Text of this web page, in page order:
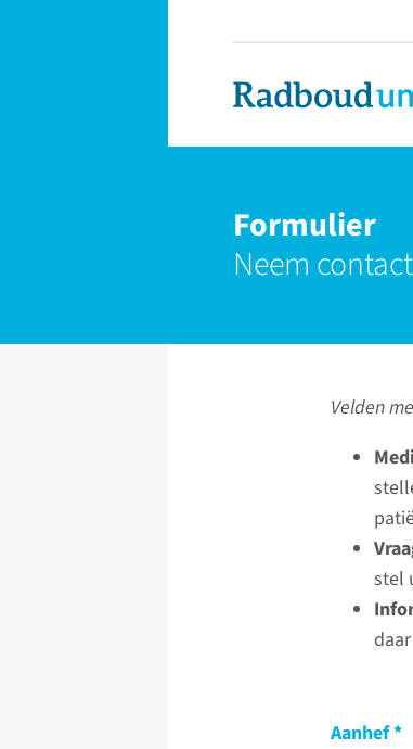
Formulier
Neem
Velden
stel
Aanhef